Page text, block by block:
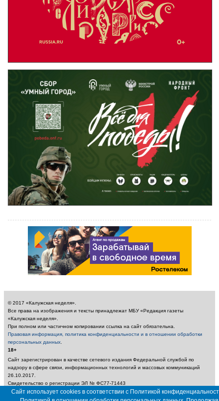
© 2017 «Калужская неделя».
Все права на изображения и тексты принадлежат МБУ «Редакция газеты
«Калужская неделя».
При полном или частичном копировании ссылка на сайт обязательна.
Правовая информация, политика конфиденциальности и в отношении обработки
персональных данных
18+
Сайт зарегистрирован в качестве сетевого издания Федеральной службой по
надзору в сфере связи, информационных технологий и массовых коммуникаций
26.10.2017.
Свидетельство о регистрации ЭЛ № ФС77-71443
Учредитель: Муниципальное бюджетное учреждение «Редакция газеты «Калужская
неделя»
Сайт использует cookies в соответствии с Политикой